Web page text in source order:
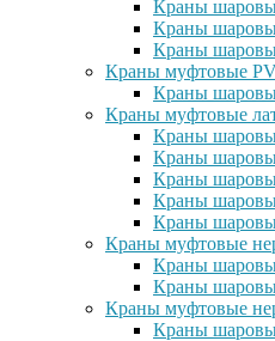
Краны
Краны
Краны
Краны муфтовые
Краны
Краны муфтовые
Краны
Краны
Краны
Краны
Краны
Краны муфтовые
Краны
Краны
Краны муфтовые
Краны